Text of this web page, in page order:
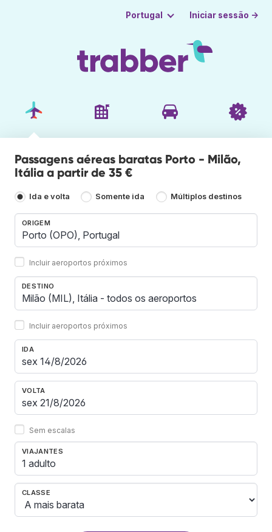
Portugal Iniciar sessão →
Passagens aéreas baratas Porto - Milão,
Itália a partir de 35 €
Ida e volta Somente ida Múltiplos destinos
ORIGEM
Incluir aeroportos próximos
DESTINO
Incluir aeroportos próximos
IDA
VOLTA
Sem escalas
VIAJANTES
1 adulto
CLASSE